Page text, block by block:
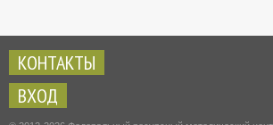
КОНТАКТЫ
ВХОД